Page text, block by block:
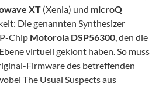
XT (Xenia) und microQ
Die genannten Synthesizer
Chip Motorola DSP56300, den die
virtuell geklont haben. So muss
Firmware des betreffenden
The Usual Suspects aus